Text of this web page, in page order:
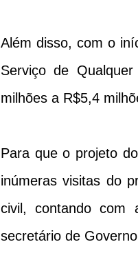
Além disso, com o
Serviço de
milhões a R$5,4
Para que o projeto
inúmeras visitas do
civil, contando com
secretário de